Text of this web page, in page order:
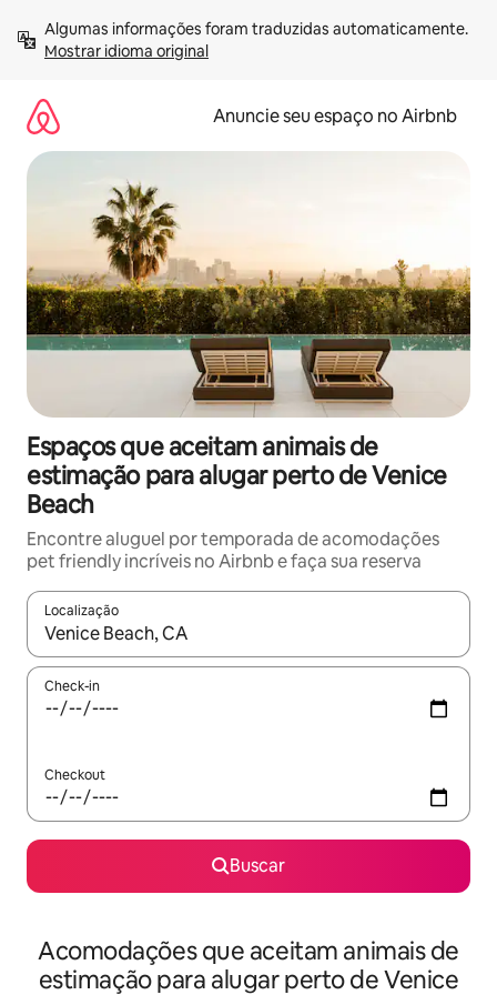
para
Mostrar idioma original
Anuncie seu espaço no Airbnb
Espaços que aceitam animais de
estimação para alugar perto de Venice
Beach
Encontre aluguel por temporada de acomodações
pet friendly incríveis no Airbnb e faça sua reserva
Localização
Quando os resultados estiverem disponíveis, explore-os
Check-in
Checkout
Buscar
Acomodações que aceitam animais de
estimação para alugar perto de Venice